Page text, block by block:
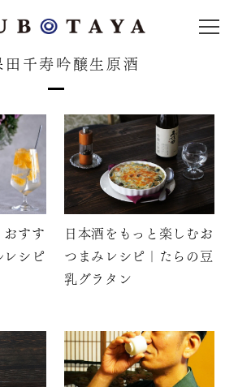
田千寿吟醸生原酒
おすす
レシピ
日本酒をもっと楽しむお
つまみレシピ｜たらの豆
乳グラタン